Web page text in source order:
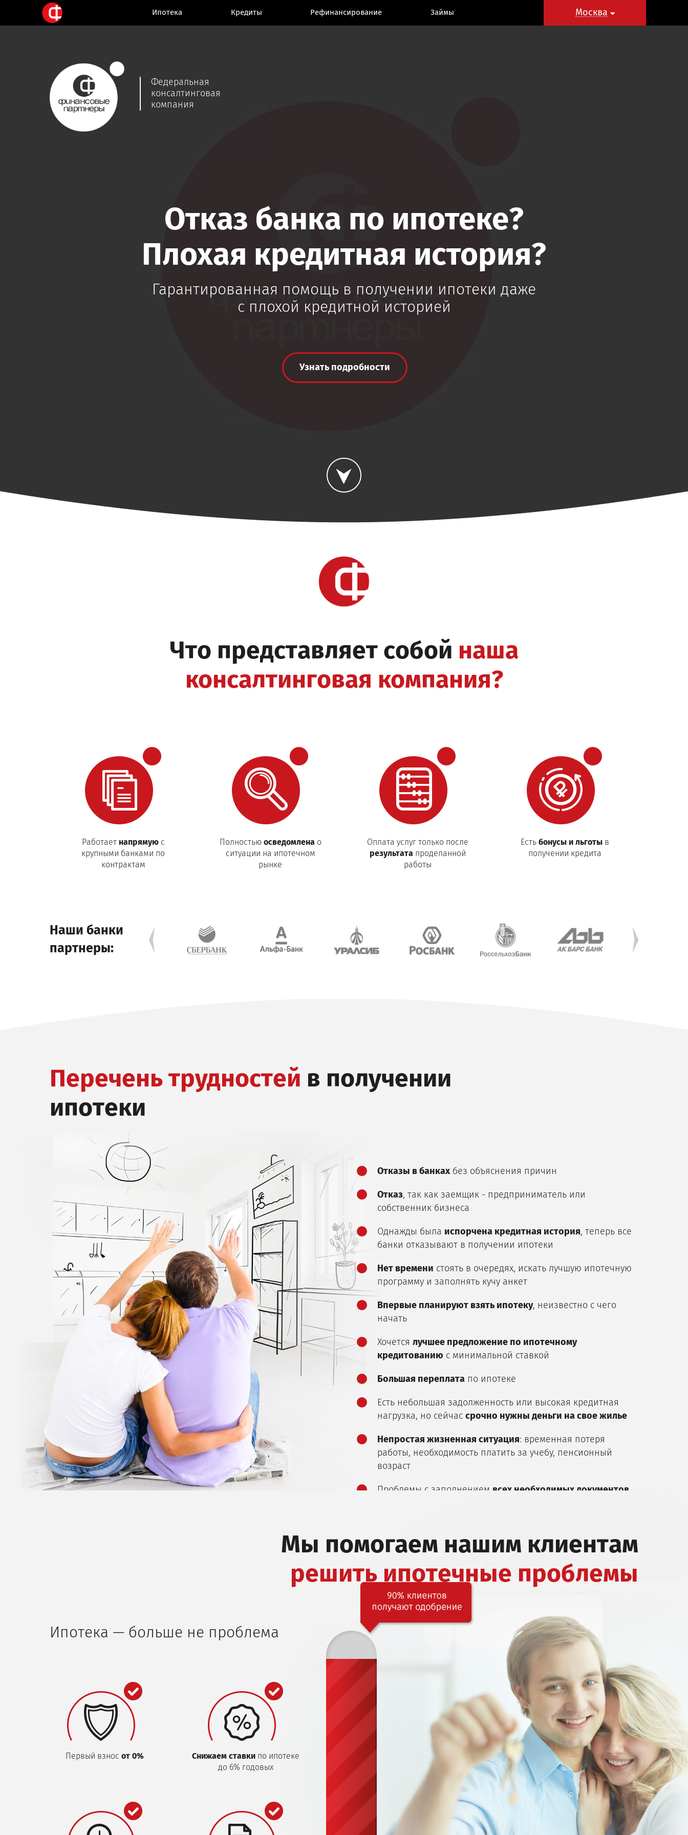
Ипотека Кредиты Рефинансирование Займы Москва
Ипотека Кредиты Рефинансирование Займы Москва
Федеральная
консалтинговая
компания
Отказ банка по ипотеке?
Плохая кредитная история?
Гарантированная помощь в получении ипотеки даже
с плохой кредитной историей
Узнать подробности
Что представляет собой наша
консалтинговая компания?
Работает напрямуюс
крупными банками по
контрактам
Полностьюосведомленао
ситуации на ипотечном
рынке
Оплата услуг только после
результатапроделанной
работы
Естьбонусы и льготыв
получении кредита
Наши банки
партнеры:
Перечень трудностей в получении
ипотеки
Отказы в банкахбез объяснения причин
Отказ, так как заемщик - предприниматель или
собственник бизнеса
Однажды была испорчена кредитная история, теперь все
банки отказывают в получении ипотеки
Нет времени стоять в очередях, искать лучшую ипотечную
программу и заполнять кучу анкет
Впервые планируют взять ипотеку, неизвестно с чего
начать
Хочется лучшее предложение по ипотечному
кредитованию с минимальной ставкой
Большая переплата по ипотеке
Есть небольшая задолженность или высокая кредитная
нагрузка, но сейчассрочно нужны деньги на свое жилье
Непростая жизненная ситуация: временная потеря
работы, необходимость платить за учебу, пенсионный
возраст
Проблемы с заполнением всех необходимых документов
Мы помогаем нашим клиентам
решить ипотечные проблемы
Ипотека — больше не проблема
Первый взнос от 0% Снижаем ставкипо ипотеке
до 6% годовых